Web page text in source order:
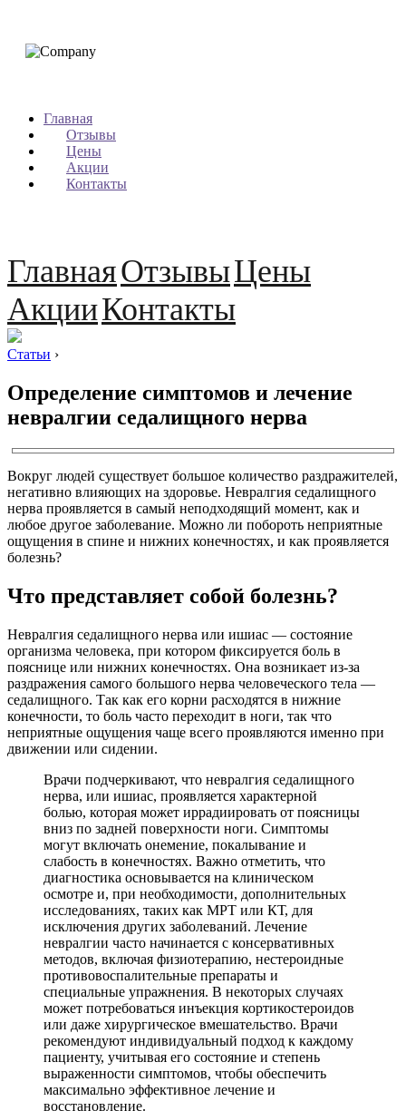
Главная
Отзывы
Цены
Акции
Контакты
ГлавнаяОтзывыЦены
АкцииКонтакты
Статьи ›
Определение симптомов и лечение
невралгии седалищного нерва
Вокруг людей существует большое количество раздражителей,
негативно влияющих на здоровье. Невралгия седалищного
нерва проявляется в самый неподходящий момент, как и
любое другое заболевание. Можно ли побороть неприятные
ощущения в спине и нижних конечностях, и как проявляется
болезнь?
Что представляет собой болезнь?
Невралгия седалищного нерва или ишиас — состояние
организма человека, при котором фиксируется боль в
пояснице или нижних конечностях. Она возникает из-за
раздражения самого большого нерва человеческого тела —
седалищного. Так как его корни расходятся в нижние
конечности, то боль часто переходит в ноги, так что
неприятные ощущения чаще всего проявляются именно при
движении или сидении.
Врачи подчеркивают, что невралгия седалищного
нерва, или ишиас, проявляется характерной
болью, которая может иррадиировать от поясницы
вниз по задней поверхности ноги. Симптомы
могут включать онемение, покалывание и
слабость в конечностях. Важно отметить, что
диагностика основывается на клиническом
осмотре и, при необходимости, дополнительных
исследованиях, таких как МРТ или КТ, для
исключения других заболеваний. Лечение
невралгии часто начинается с консервативных
методов, включая физиотерапию, нестероидные
противовоспалительные препараты и
специальные упражнения. В некоторых случаях
может потребоваться инъекция кортикостероидов
или даже хирургическое вмешательство. Врачи
рекомендуют индивидуальный подход к каждому
пациенту, учитывая его состояние и степень
выраженности симптомов, чтобы обеспечить
максимально эффективное лечение и
восстановление.